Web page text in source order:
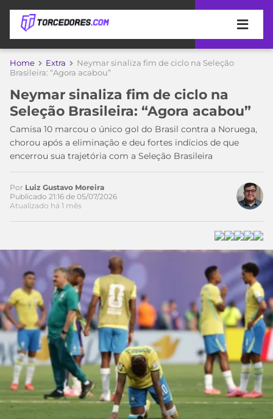
APOSTAS
DE
APOSTA
MELHORES
SITES
DE
APOSTAS
2026
BETBOOM
CÓDIGO
DE
INDICAÇÃO
BET365
CÓDIGO
BETANO
COPA
DO
MUNDO
MEU
TIME
PALMEIRAS
CORINTHIANS
SÃO
PAULO
SANTOS
FLAMENGO
CAMPEONATOS
SÉRIE
LIBERTADORES
COPA
DO
BRASIL
PREMIER
ESPORTIVA
MERCADO
DA
BOLA
PALPITES
Home Extra
Neymar sinaliza fim de ciclo na Seleção
Brasileira: “Agora acabou”
Neymar sinaliza fim de ciclo na
Seleção Brasileira: “Agora acabou”
Camisa 10 marcou o único gol do Brasil contra a Noruega,
chorou após a eliminação e deu fortes indícios de que
encerrou sua trajetória com a Seleção Brasileira
Por Luiz Gustavo Moreira
Publicado 21:16 de 05/07/2026
Atualizado há 1 mês